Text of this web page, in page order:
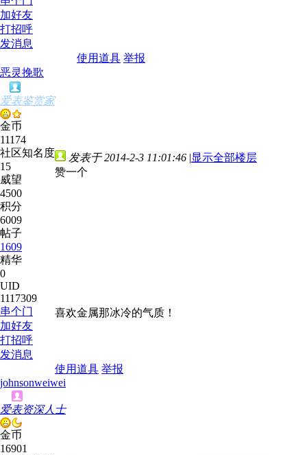
加好友
打招呼
发消息
使用道具 举报
恶灵挽歌
爱表鉴赏家
金币
11174
社区知名度
15
威望
4500
积分
6009
帖子
1609
精华
0
UID
1117309
串个门
加好友
打招呼
发消息
发表于 2014-2-3 11:01:46 |显示全部楼层
赞一个
喜欢金属那冰冷的气质！
使用道具 举报
johnsonweiwei
爱表资深人士
金币
16901